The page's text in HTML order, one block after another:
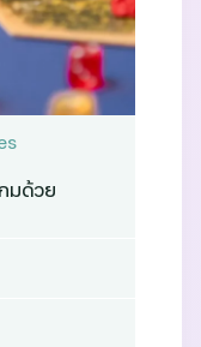
มด้วย